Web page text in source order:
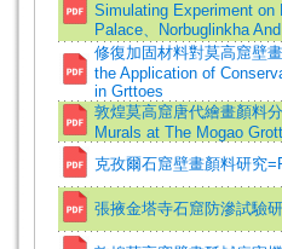
Simulating Experiment on
Palace、Norbuglinkha
修復加固材料對莫高窟壁
the Application of
in Grttoes
敦煌莫高窟唐代繪畫顏料
Murals at The Mogao
克孜爾石窟壁畫顏料研究
張掖金塔寺石窟防滲試驗